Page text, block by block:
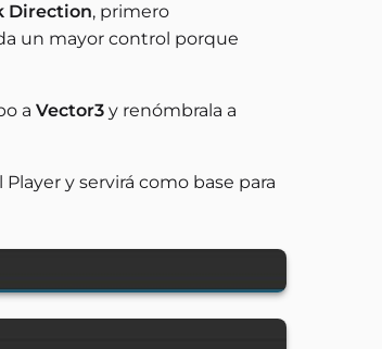
Direction, primero
un mayor control porque
a Vector3 y renómbrala a
y servirá como base para